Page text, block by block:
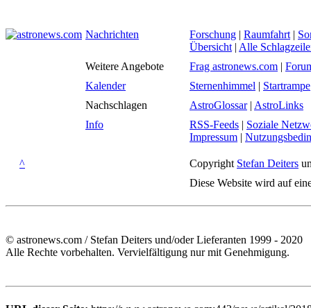
Nachrichten Forschung | Raumfahrt |
Übersicht | Alle
Weitere Angebote
Frag astronews.com |
Kalender
Sternenhimmel | Startrampe
Nachschlagen
AstroGlossar| AstroLinks
Info
RSS-Feeds | Soziale
Impressum |
^ Copyright Stefan Deiters
Diese Website wird auf
© astronews.com / Stefan Deiters und/oder Lieferanten 1999 - 2020
Alle Rechte vorbehalten. Vervielfältigung nur mit Genehmigung.